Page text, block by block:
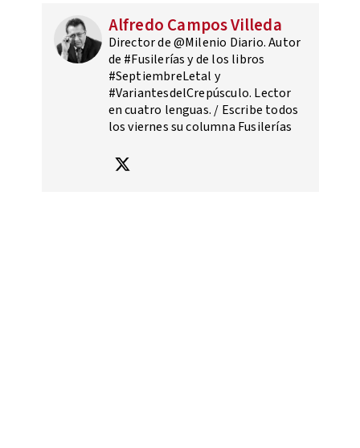
Alfredo Campos Villeda
Director de @Milenio Diario. Autor
de #Fusilerías y de los libros
#SeptiembreLetal y
#VariantesdelCrepúsculo. Lector
en cuatro lenguas. / Escribe todos
los viernes su columna Fusilerías